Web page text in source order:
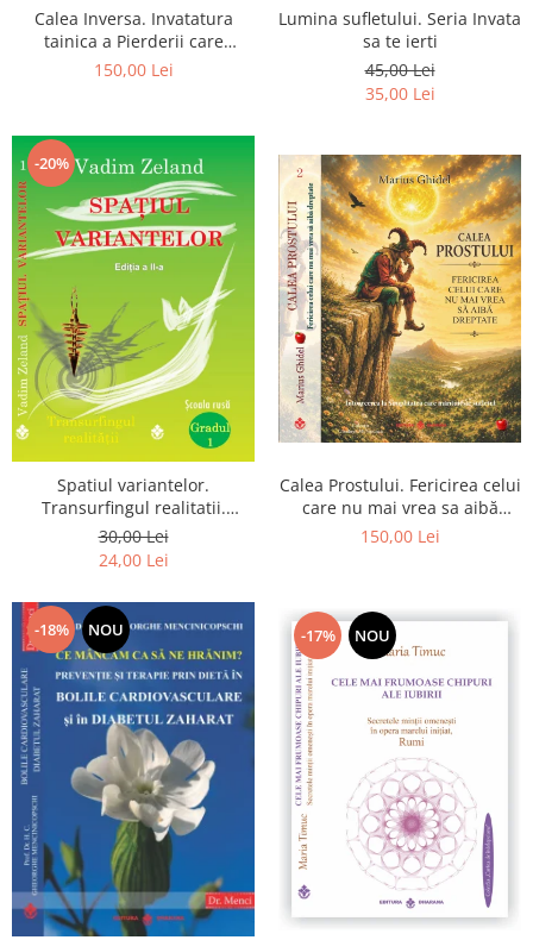
Calea Inversa. Invatatura
tainica a Pierderii care
vindeca sufletul - Cum
Dumnezeu
150,00 Lei
Lumina sufletului. Seria Invata
sa te ierti
45,00 Lei
35,00 Lei
-20%
Spatiul variantelor.
Transurfingul realitatii.
Gradul 1. Cum sa ne
dezvoltam intuitia si sa ne
alegem soarta
30,00 Lei
24,00 Lei
Calea Prostului. Fericirea celui
care nu mai vrea sa aibă
dreptate - Intoarcerea la
150,00 Lei
-18% NOU -17% NOU